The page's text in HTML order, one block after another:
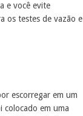
e você evite
os testes de vazão e
escorregar em um
colocado em uma